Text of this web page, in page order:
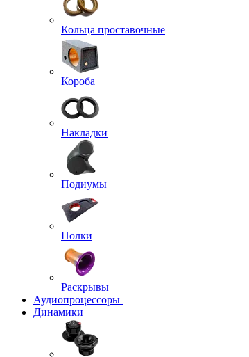
Кольца проставочные
Короба
Накладки
Подиумы
Полки
Раскрывы
Аудиопроцессоры
Динамики